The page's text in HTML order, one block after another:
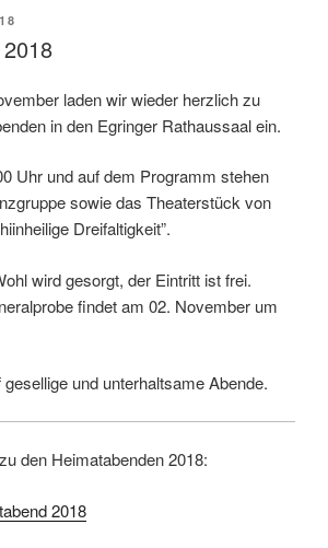
laden wir wieder herzlich zu
in den Egringer Rathaussaal ein.
Uhr und auf dem Programm stehen
sowie das Theaterstück von
Dreifaltigkeit”.
wird gesorgt, der Eintritt ist frei.
findet am 02. November um
und unterhaltsame Abende.
den Heimatabenden 2018:
2018